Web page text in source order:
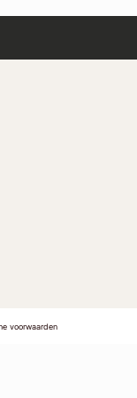
voorwaarden